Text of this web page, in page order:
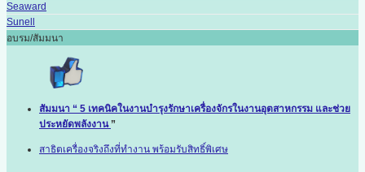
Seaward
Sunell
อบรม/สัมมนา
สัมมนา “ 5 เทคนิคในงานบำรุงรักษาเครื่องจักรในงานอุตสาหกรรม และช่วย
ประหยัดพลังงาน ”
สาธิตเครื่องจริงถึงที่ทำงาน พร้อมรับสิทธิ์พิเศษ